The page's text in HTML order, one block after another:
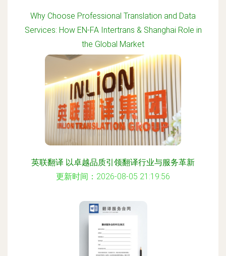
Why Choose Professional Translation and Data
Services: How EN-FA Intertrans & Shanghai Role in
the Global Market
更新时间：2026-08-05 21:12:41
英联翻译 以卓越品质引领翻译行业与服务革新
更新时间：2026-08-05 21:19:56